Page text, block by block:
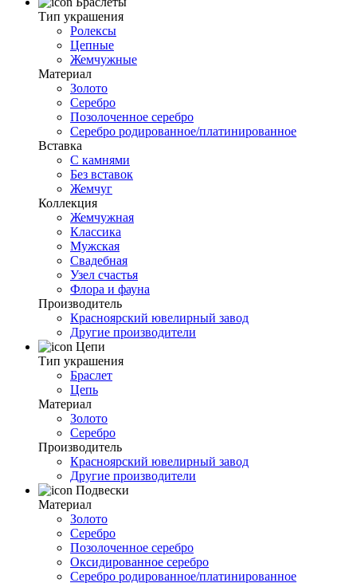
Тип украшения
Ролексы
Цепные
Жемчужные
Материал
Золото
Серебро
Позолоченное серебро
Серебро родированное/платинированное
Вставка
С камнями
Без вставок
Жемчуг
Коллекция
Жемчужная
Классика
Мужская
Свадебная
Узел счастья
Флора и фауна
Производитель
Красноярский ювелирный завод
Другие производители
Цепи
Тип украшения
Браслет
Цепь
Материал
Золото
Серебро
Производитель
Красноярский ювелирный завод
Другие производители
Подвески
Материал
Золото
Серебро
Позолоченное серебро
Оксидированное серебро
Серебро родированное/платинированное